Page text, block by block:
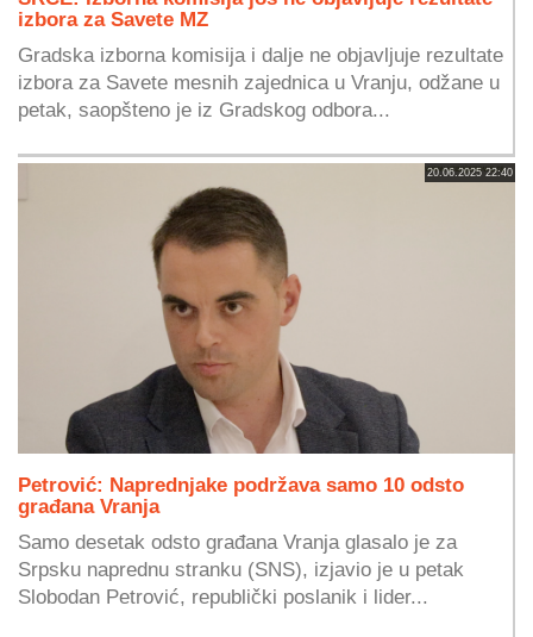
izbora za Savete MZ
Gradska izborna komisija i dalje ne objavljuje rezultate
izbora za Savete mesnih zajednica u Vranju, odžane u
petak, saopšteno je iz Gradskog odbora...
20.06.2025 22:40
Petrović: Naprednjake podržava samo 10 odsto
građana Vranja
Samo desetak odsto građana Vranja glasalo je za
Srpsku naprednu stranku (SNS), izjavio je u petak
Slobodan Petrović, republički poslanik i lider...